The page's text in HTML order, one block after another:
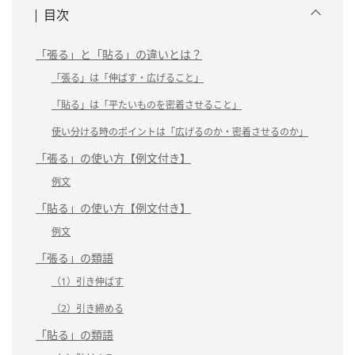
目次
「張る」と「貼る」の違いとは？
「張る」は「伸ばす・広げること」
「貼る」は「平たいものを密着させること」
使い分ける時のポイントは「広げるのか・密着させるのか」
「張る」の使い方【例文付き】
例文
「貼る」の使い方【例文付き】
例文
「張る」の類語
（1）引き伸ばす
（2）引き締める
「貼る」の類語